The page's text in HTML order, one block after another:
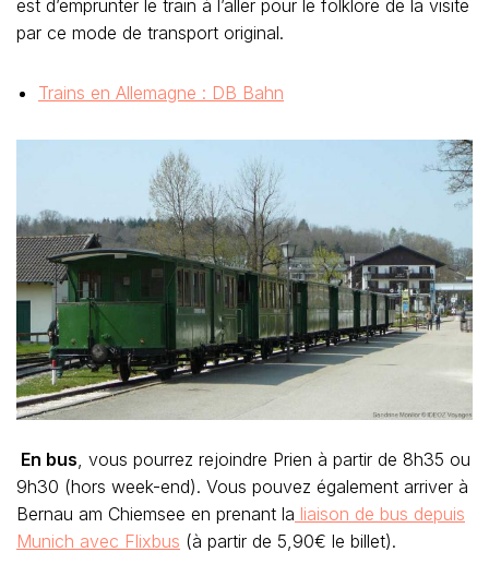
est d’emprunter le train à l’aller pour le folklore de la visite
par ce mode de transport original.
Trains en Allemagne : DB Bahn
En bus , vous pourrez rejoindre Prien à partir de 8h35 ou
9h30 (hors week-end). Vous pouvez également arriver à
Bernau am Chiemsee en prenant la liaison de bus depuis
Munich avec Flixbus (à partir de 5,90€ le billet).